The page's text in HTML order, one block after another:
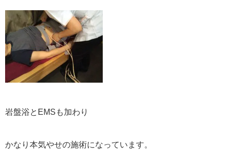
岩盤浴とEMSも加わり
かなり本気やせの施術になっています。